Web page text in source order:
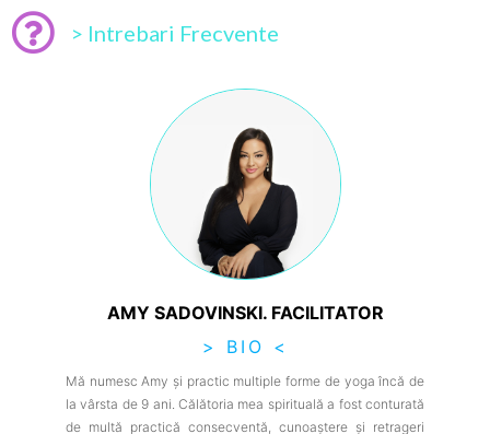
> Intrebari Frecvente
AMY SADOVINSKI. FACILITATOR
> BIO <
Mă numesc Amy și practic multiple forme de yoga încă de
la vârsta de 9 ani. Călătoria mea spirituală a fost conturată
de multă practică consecventă, cunoaștere și retrageri